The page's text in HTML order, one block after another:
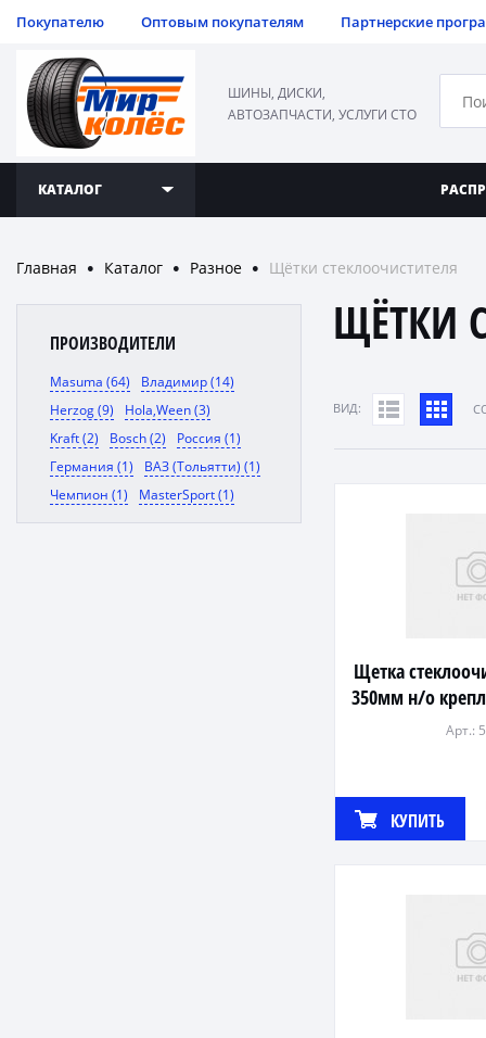
Покупателю Оптовым покупателям Партнерские
ШИНЫ, ДИСКИ,
АВТОЗАПЧАСТИ, УСЛУГИ СТО
КАТАЛОГ
Главная ● Каталог ● Разное ● Щётки стеклоочистителя
ПРОИЗВОДИТЕЛИ
Masuma (64)
Владимир (14)
Herzog (9)
Hola,Ween (3)
Kraft (2)
Bosch (2)
Россия (1)
Германия (1)
ВАЗ (Тольятти) (1)
Чемпион (1)
MasterSport (1)
ЩЁТКИ
ВИД:
Щетка
350мм н/о
Арт.:
КУПИТЬ